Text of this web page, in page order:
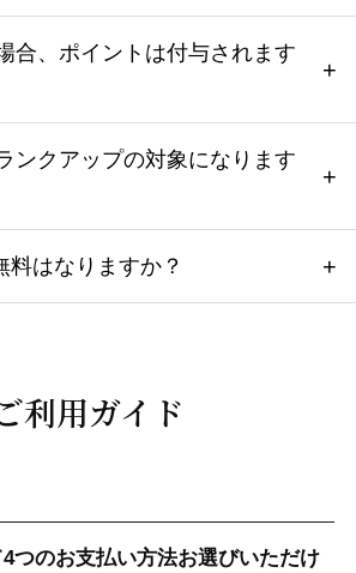
合、ポイントは付与されます
ンクアップの対象になります
料はなりますか？
利用ガイド
つのお支払い方法お選びいただけ